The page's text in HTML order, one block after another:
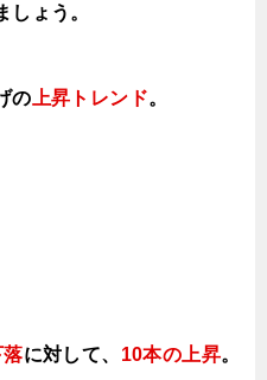
しょう。
の 上昇トレンド。
に対して、 10本の上昇。